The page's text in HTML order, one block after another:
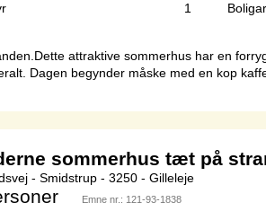
1
attraktive sommerhus har en
Dagen begynder måske med en kop
sommerhus tæt på
- Smidstrup - 3250 - Gilleleje
Emne nr.: 121-93-1838